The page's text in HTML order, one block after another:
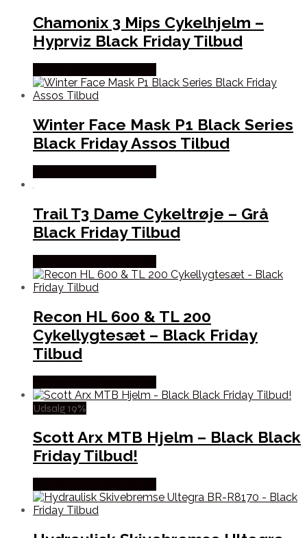
Chamonix 3 Mips Cykelhjelm –
Hyprviz Black Friday Tilbud
Winter Face Mask P1 Black Series
Black Friday Assos Tilbud
Trail T3 Dame Cykeltrøje – Grå
Black Friday Tilbud
Recon HL 600 & TL 200
Cykellygtesæt – Black Friday
Tilbud
Udsalg 19%
Scott Arx MTB Hjelm – Black Black
Friday Tilbud!